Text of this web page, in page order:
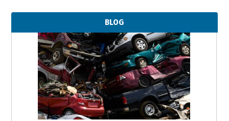
BLOG
Neşat YALÇIN
Paranın Aile Kültüründeki Yeri
03 Ağustos 2026 Pazartesi